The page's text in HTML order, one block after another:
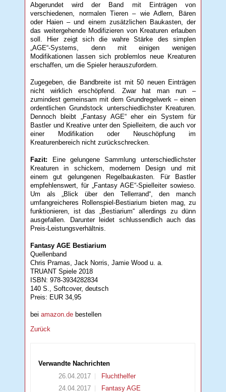
Abgerundet wird der Band mit Einträgen von
verschiedenen, normalen Tieren – wie Adlern, Bären
oder Haien – und einem zusätzlichen Baukasten, der
das weitergehende Modifizieren von Kreaturen erlauben
soll. Hier zeigt sich die wahre Stärke des simplen
„AGE“-Systems, denn mit einigen wenigen
Modifikationen lassen sich problemlos neue Kreaturen
erschaffen, um die Spieler herauszufordern.
Zugegeben, die Bandbreite ist mit 50 neuen Einträgen
nicht wirklich erschöpfend. Zwar hat man nun –
zumindest gemeinsam mit dem Grundregelwerk – einen
ordentlichen Grundstock unterschiedlichster Kreaturen.
Dennoch bleibt „Fantasy AGE“ eher ein System für
Bastler und Kreative unter den Spielleitern, die auch vor
einer Modifikation oder Neuschöpfung im
Kreaturenbereich nicht zurückschrecken.
Fazit: Eine gelungene Sammlung unterschiedlichster
Kreaturen in schickem, modernem Design und mit
einem gut gelungenen Regelbaukasten. Für Bastler
empfehlenswert, für „Fantasy AGE“-Spielleiter sowieso.
Um als „Blick über den Tellerrand“, den manch
umfangreicheres Rollenspiel-Bestiarium bieten mag, zu
funktionieren, ist das „Bestiarium“ allerdings zu dünn
ausgefallen. Darunter leidet schlussendlich auch das
Preis-Leistungsverhältnis.
Fantasy AGE Bestiarium
Quellenband
Chris Pramas, Jack Norris, Jamie Wood u. a.
TRUANT Spiele 2018
ISBN: 978-3934282834
140 S., Softcover, deutsch
Preis: EUR 34,95
beiamazon.de bestellen
Zurück
Verwandte Nachrichten
26.04.2017
Fluchthelfer
24.04.2017
Fantasy AGE